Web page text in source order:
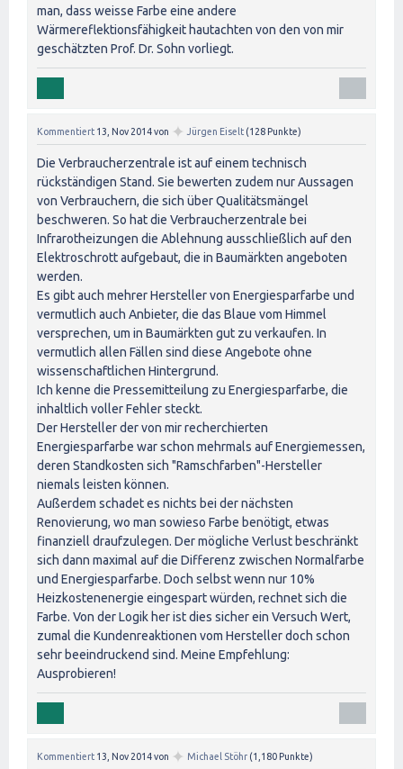
man, dass weisse Farbe eine andere
Wärmereflektionsfähigkeit hautachten von den von mir
geschätzten Prof. Dr. Sohn vorliegt.
Kommentiert 13, Nov 2014von ✦ Jürgen Eiselt (128 Punkte)
Die Verbraucherzentrale ist auf einem technisch
rückständigen Stand. Sie bewerten zudem nur Aussagen
von Verbrauchern, die sich über Qualitätsmängel
beschweren. So hat die Verbraucherzentrale bei
Infrarotheizungen die Ablehnung ausschließlich auf den
Elektroschrott aufgebaut, die in Baumärkten angeboten
werden.
Es gibt auch mehrer Hersteller von Energiesparfarbe und
vermutlich auch Anbieter, die das Blaue vom Himmel
versprechen, um in Baumärkten gut zu verkaufen. In
vermutlich allen Fällen sind diese Angebote ohne
wissenschaftlichen Hintergrund.
Ich kenne die Pressemitteilung zu Energiesparfarbe, die
inhaltlich voller Fehler steckt.
Der Hersteller der von mir recherchierten
Energiesparfarbe war schon mehrmals auf Energiemessen,
deren Standkosten sich "Ramschfarben"-Hersteller
niemals leisten können.
Außerdem schadet es nichts bei der nächsten
Renovierung, wo man sowieso Farbe benötigt, etwas
finanziell draufzulegen. Der mögliche Verlust beschränkt
sich dann maximal auf die Differenz zwischen Normalfarbe
und Energiesparfarbe. Doch selbst wenn nur 10%
Heizkostenenergie eingespart würden, rechnet sich die
Farbe. Von der Logik her ist dies sicher ein Versuch Wert,
zumal die Kundenreaktionen vom Hersteller doch schon
sehr beeindruckend sind. Meine Empfehlung:
Ausprobieren!
Kommentiert 13, Nov 2014von ✦ Michael Stöhr (1,180 Punkte)